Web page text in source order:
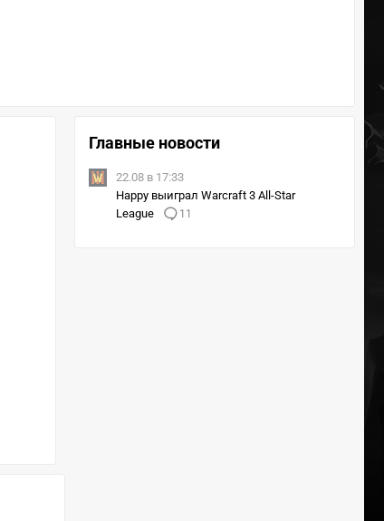
Главные новости
22.08 в 17:33
Happy выиграл Warcraft 3 All-Star
League
11